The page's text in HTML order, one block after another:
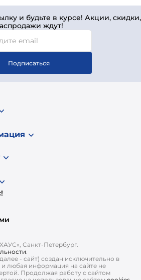
и будьте в курсе! Акции, скидки,
ждут!
Подписаться
Санкт-Петербург.
.
- сайт) создан исключительно в
любая информация на сайте не
Продолжая работу с сайтом